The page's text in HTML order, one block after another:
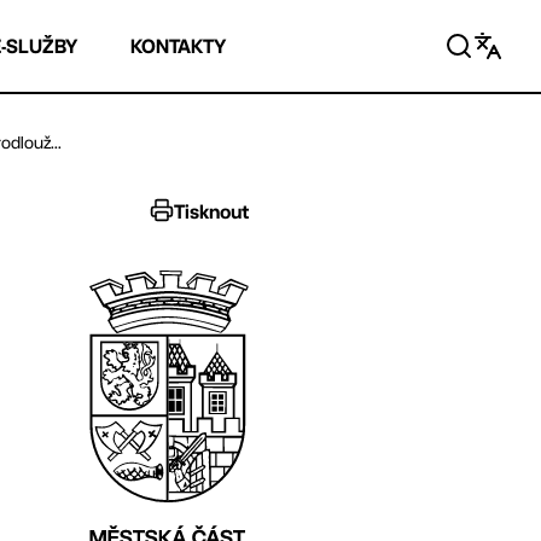
SLUŽBY KONTAKTY
Tisknout